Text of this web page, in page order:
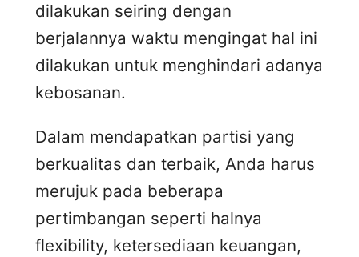
dilakukan seiring dengan
berjalannya waktu mengingat hal ini
dilakukan untuk menghindari adanya
kebosanan.
Dalam mendapatkan partisi yang
berkualitas dan terbaik, Anda harus
merujuk pada beberapa
pertimbangan seperti halnya
flexibility, ketersediaan keuangan,